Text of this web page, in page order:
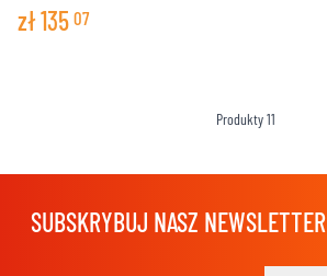
zł135 07
Produkty11
SUBSKRYBUJ NASZ NEWSLETTER